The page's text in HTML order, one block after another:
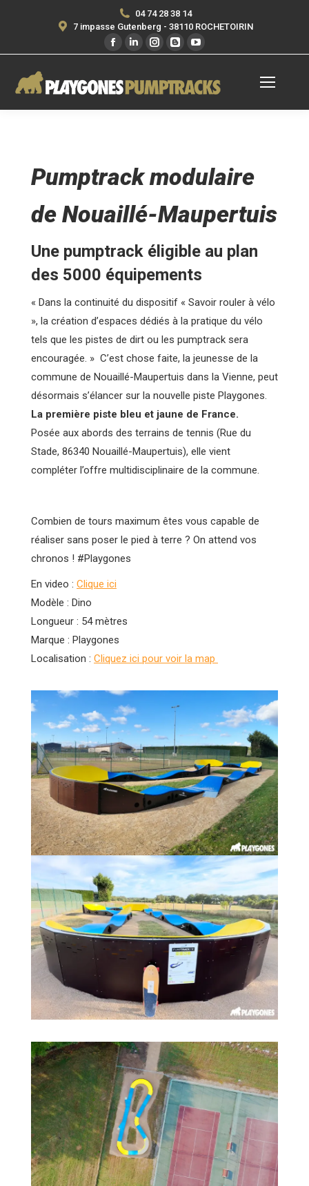
04 74 28 38 14
7 impasse Gutenberg - 38110 ROCHETOIRIN
Facebook
opens
in
new
LinkedIn
opens
in
new
Instagram
opens
in
new
Blogger
opens
in
new
YouTube
opens
in
new
Pumptrack modulaire
de Nouaillé-Maupertuis
Une pumptrack éligible au plan
des 5000 équipements
« Dans la continuité du dispositif « Savoir rouler à vélo
», la création d’espaces dédiés à la pratique du vélo
tels que les pistes de dirt ou les pumptrack sera
encouragée. » C’est chose faite, la jeunesse de la
commune de Nouaillé-Maupertuis dans la Vienne, peut
désormais s’élancer sur la nouvelle piste Playgones.
La première piste bleu et jaune de France.
Posée aux abords des terrains de tennis (Rue du
Stade, 86340 Nouaillé-Maupertuis), elle vient
compléter l’offre multidisciplinaire de la commune.
Combien de tours maximum êtes vous capable de
réaliser sans poser le pied à terre ? On attend vos
chronos ! #Playgones
En video : Clique ici
Modèle : Dino
Longueur : 54 mètres
Marque : Playgones
Localisation : Cliquez ici pour voir la map